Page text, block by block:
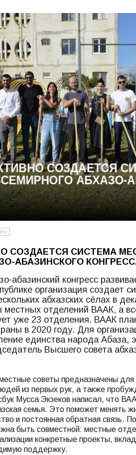
СОЗДАЕТСЯ СИСТЕМА
АБАЗИНСКОГО
абазинский конгресс
организация создает
абхазских сёлах в
местных отделений ВААК, а
уже 23 отделения. ВААК
в 2020 году. Для
единства народа Абаза,
Высшего совета
советы предназначены для
из первых рук, а также
Мусса Экзеков написал, что
семья. Это поможет менять
и постоянная обратная связь.
быть совместной: местные
конкретные проекты,
поддержку.